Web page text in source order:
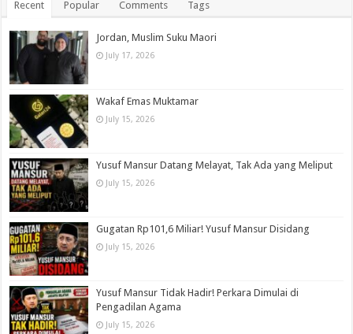
Recent Popular Comments Tags
Jordan, Muslim Suku Maori
July 17, 2026
Wakaf Emas Muktamar
July 15, 2026
Yusuf Mansur Datang Melayat, Tak Ada yang Meliput
July 15, 2026
Gugatan Rp101,6 Miliar! Yusuf Mansur Disidang
July 15, 2026
Yusuf Mansur Tidak Hadir! Perkara Dimulai di
Pengadilan Agama
July 15, 2026